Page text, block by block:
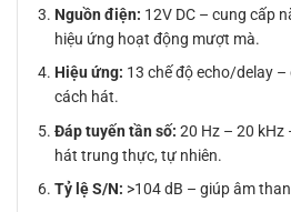
Nguồn điện: 12V DC – cung cấp
hiệu ứng hoạt động mượt mà.
Hiệu ứng: 13 chế độ echo/delay
cách hát.
Đáp tuyến tần số: 20 Hz – 20 kHz
hát trung thực, tự nhiên.
Tỷ lệ S/N: >104 dB – giúp âm